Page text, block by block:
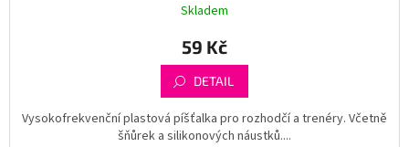
Skladem
59 Kč
DETAIL
Vysokofrekvenční plastová píšťalka pro rozhodčí a trenéry. Včetně
šňůrek a silikonových náustků....